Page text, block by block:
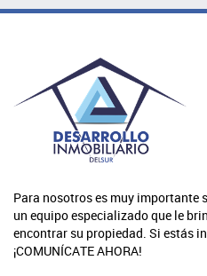
Para nosotros es muy importante
un equipo especializado que le
encontrar su propiedad. Si estás
¡COMUNÍCATE AHORA!